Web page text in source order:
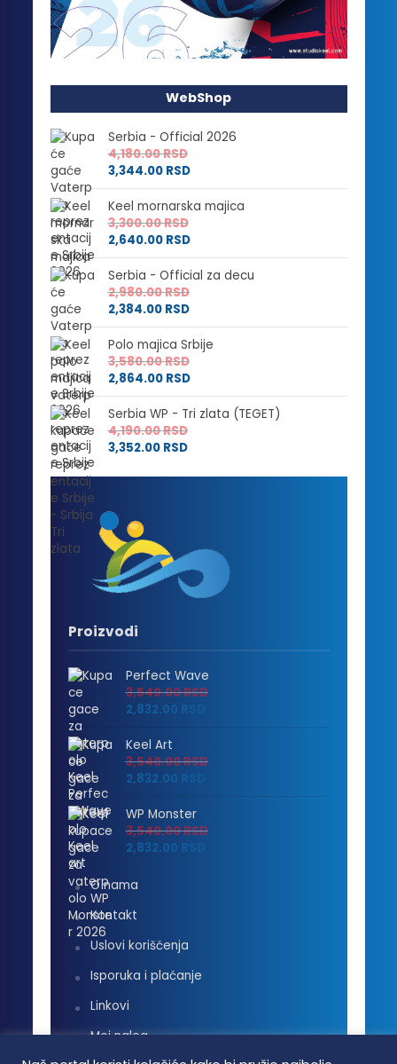
WebShop
Serbia - Official 2026
4,180.00RSD
3,344.00 RSD
Keel mornarska majica
3,300.00RSD
2,640.00 RSD
Serbia - Official za decu
2,980.00RSD
2,384.00 RSD
Polo majica Srbije
3,580.00RSD
2,864.00 RSD
Serbia WP - Tri zlata (TEGET)
4,190.00RSD
3,352.00 RSD
Proizvodi
Perfect Wave
3,540.00RSD
2,832.00 RSD
Keel Art
3,540.00RSD
2,832.00 RSD
WP Monster
3,540.00RSD
2,832.00 RSD
O nama
Kontakt
Uslovi korišćenja
Isporuka i plaćanje
Linkovi
Moj nalog